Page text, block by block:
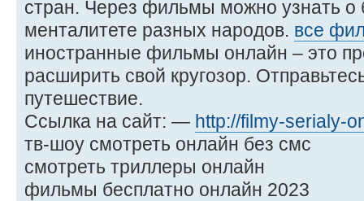
стран. Через фильмы можно узнать о
менталитете разных народов. все
иностранные фильмы онлайн – это
расширить свой кругозор.
путешествие.
Ссылка на сайт: — http://filmy-serialy-
тв-шоу смотреть онлайн без смс
смотреть триллеры онлайн
фильмы бесплатно онлайн 2023